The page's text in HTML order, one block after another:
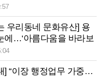
”
우리동네 문화유산] 용
에…‘아름다움을 바라보
] “이장 행정업무 가중…